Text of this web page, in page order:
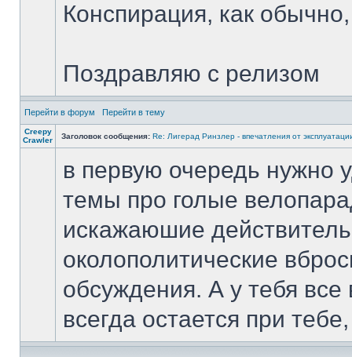
Конспирация, как
Поздравляю с релизом
Перейти в форум Перейти в тему
Creepy
Crawler
Заголовок сообщения: Re: Лигерад Ринзлер - впечатления от
в первую очередь нужно
темы про голые
искажаюшие
околополитические
обсуждения. А у тебя
всегда остается при